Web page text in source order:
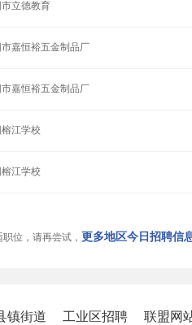
立德教育
嘉恒裕五金制品厂
嘉恒裕五金制品厂
江学校
江学校
位，请再尝试， 更多地区今日招聘信
镇街道 工业区招聘 联盟网